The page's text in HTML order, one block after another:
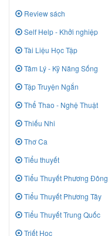
Review sách
Self Help - Khởi nghiệp
Tài Liệu Học Tập
Tâm Lý - Kỹ Năng Sống
Tập Truyện Ngắn
Thể Thao - Nghệ Thuật
Thiếu Nhi
Thơ Ca
Tiểu thuyết
Tiểu Thuyết Phương Đông
Tiểu Thuyết Phương Tây
Tiểu Thuyết Trung Quốc
Triết Học